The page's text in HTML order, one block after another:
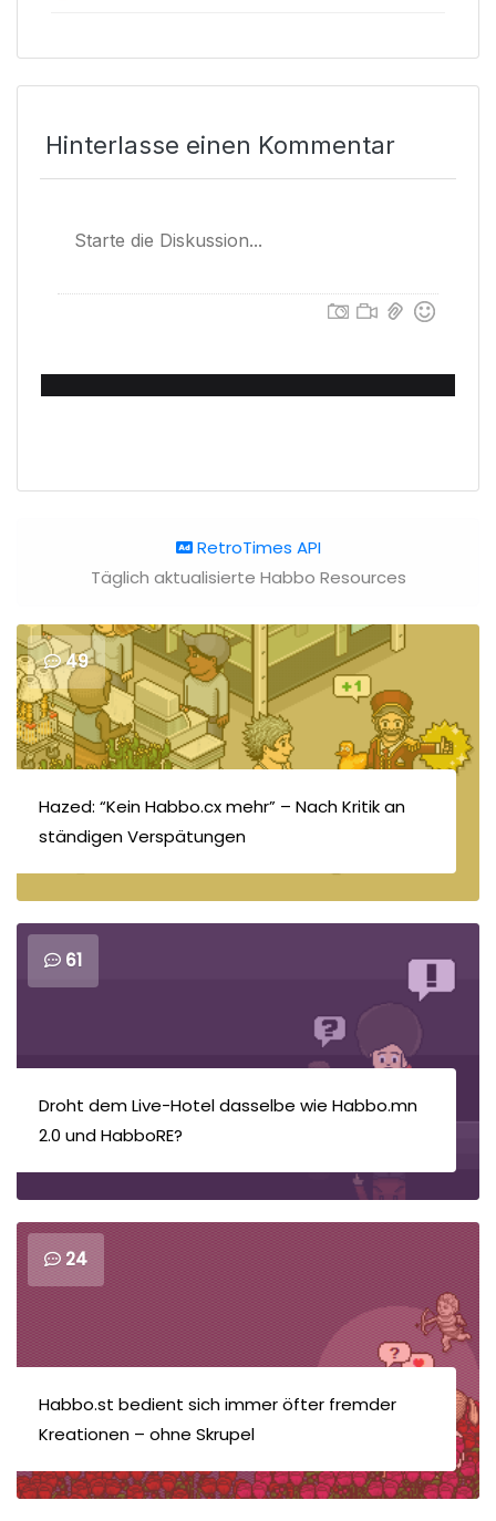
Hinterlasse einen Kommentar
RetroTimes API
Täglich aktualisierte Habbo Resources
49
Hazed: “Kein Habbo.cx mehr” – Nach Kritik an
ständigen Verspätungen
61
Droht dem Live-Hotel dasselbe wie Habbo.mn
2.0 und HabboRE?
24
Habbo.st bedient sich immer öfter fremder
Kreationen – ohne Skrupel